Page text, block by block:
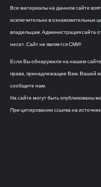
Все материалы на данном сайте
исключительно в ознакомительных
владельцам. Администрация сайта
несет. Сайт не является СМИ!
Если Вы обнаружили на нашем
права, принадлежащие Вам, Вашей
сообщите нам.
На сайте могут быть опубликованы
При цитировании ссылка на источник